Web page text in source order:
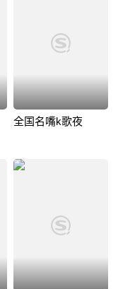
全国名嘴k歌夜